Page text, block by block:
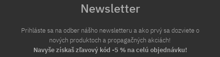
Newsletter
Prihláste sa na odber nášho newsletteru a ako prvý sa dozviete o
nových produktoch a propagačných akciách!
Navyše získaš zľavový kód -5 % na celú objednávku!